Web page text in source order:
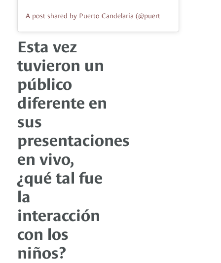
Esta vez
tuvieron un
público
diferente en
sus
presentaciones
en vivo,
¿qué tal fue
la
interacción
con los
niños?